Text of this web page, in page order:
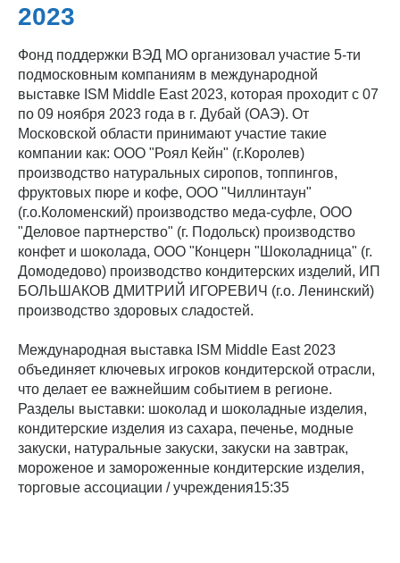
2023
Фонд поддержки ВЭД МО организовал участие 5-ти
подмосковным компаниям в международной
выставке ISM Middle East 2023, которая проходит с 07
по 09 ноября 2023 года в г. Дубай (ОАЭ). От
Московской области принимают участие такие
компании как: ООО "Роял Кейн" (г.Королев)
производство натуральных сиропов, топпингов,
фруктовых пюре и кофе, ООО "Чиллинтаун"
(г.о.Коломенский) производство меда-суфле, ООО
"Деловое партнерство" (г. Подольск) производство
конфет и шоколада, ООО "Концерн "Шоколадница" (г.
Домодедово) производство кондитерских изделий, ИП
БОЛЬШАКОВ ДМИТРИЙ ИГОРЕВИЧ (г.о. Ленинский)
производство здоровых сладостей.
Международная выставка ISM Middle East 2023
объединяет ключевых игроков кондитерской отрасли,
что делает ее важнейшим событием в регионе.
Разделы выставки: шоколад и шоколадные изделия,
кондитерские изделия из сахара, печенье, модные
закуски, натуральные закуски, закуски на завтрак,
мороженое и замороженные кондитерские изделия,
торговые ассоциации / учреждения15:35